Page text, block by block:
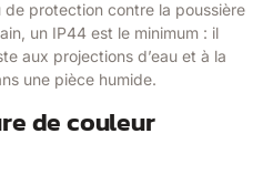
de protection contre la poussière
un IP44 est le minimum : il
aux projections d’eau et à la
une pièce humide.
de couleur